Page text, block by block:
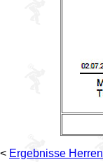
< Ergebnisse Herren